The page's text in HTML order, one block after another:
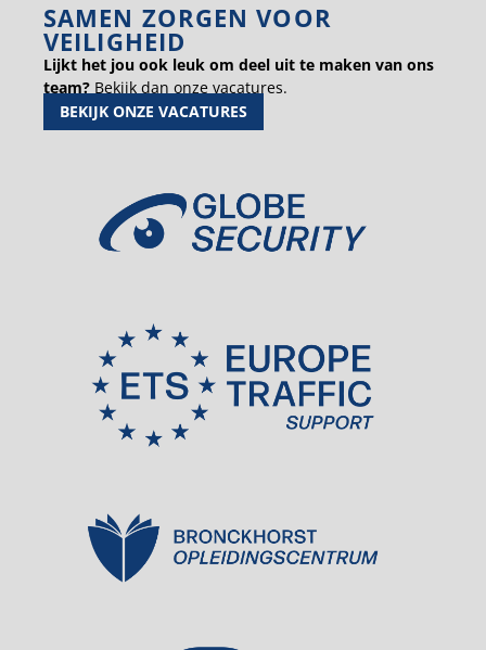
SAMEN ZORGEN VOOR
VEILIGHEID
Lijkt het jou ook leuk om deel uit te maken van ons
team? Bekijk dan onze vacatures.
BEKIJK ONZE VACATURES